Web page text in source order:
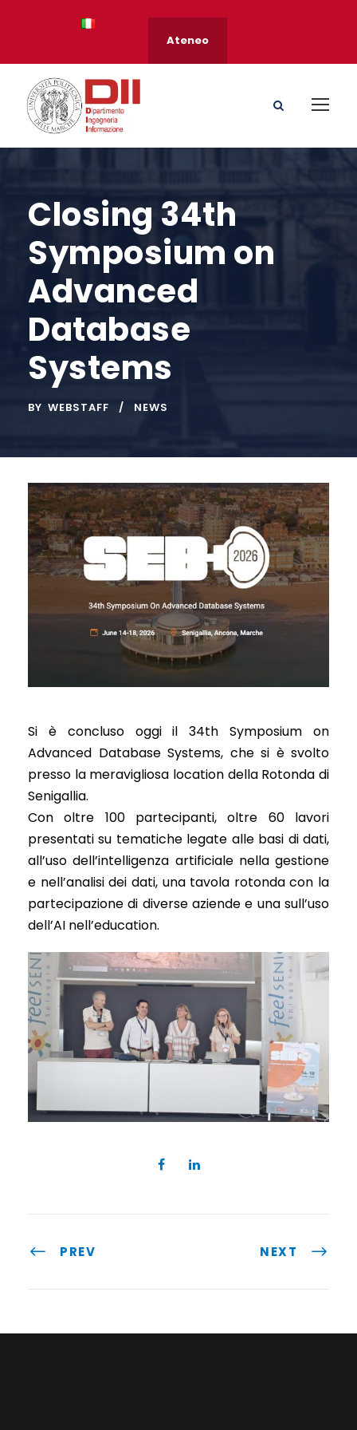
Ateneo
Closing 34th
Symposium on
Advanced
Database
Systems
BY WEBSTAFF NEWS
Si è concluso oggi il 34th Symposium on
Advanced Database Systems, che si è svolto
presso la meravigliosa location della Rotonda di
Senigallia.
Con oltre 100 partecipanti, oltre 60 lavori
presentati su tematiche legate alle basi di dati,
all’uso dell’intelligenza artificiale nella gestione
e nell’analisi dei dati, una tavola rotonda con la
partecipazione di diverse aziende e una sull’uso
dell’AI nell’education.
PREV NEXT